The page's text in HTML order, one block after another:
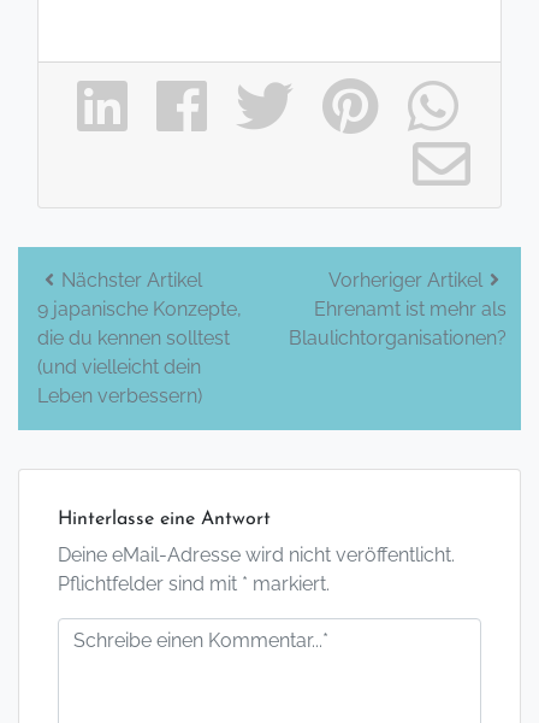
Beitrags-
Navigation
Nächster Artikel
9 japanische Konzepte,
die du kennen solltest
(und vielleicht dein
Leben verbessern)
Vorheriger Artikel
Ehrenamt ist mehr als
Blaulichtorganisationen?
Hinterlasse eine Antwort
Deine eMail-Adresse wird nicht veröffentlicht.
Pflichtfelder sind mit * markiert.